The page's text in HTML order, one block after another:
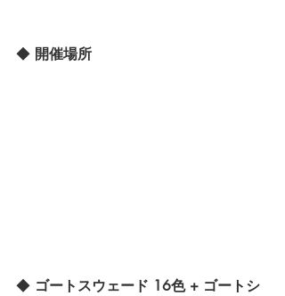
◆ 開催場所
◆ ゴートスウェード 16色 + ゴートシ